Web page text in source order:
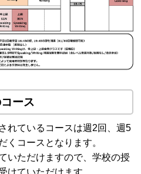
ース
れているコースは週2回、週5
くコースとなります。
いただけますので、学校の授
けていただけます。